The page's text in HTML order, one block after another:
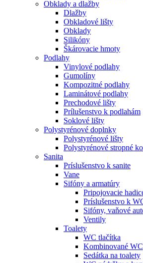
Obklady a dlažby
Dlažby
Obkladové lišty
Obklady
Silikóny
Škárovacie hmoty
Podlahy
Vinylové podlahy
Gumolíny
Kompozitné podlahy
Laminátové podlahy
Prechodové lišty
Prílušenstvo k podlahám
Soklové lišty
Polystyrénové doplnky
Polystyrénové lišty
Polystyrénové stropné
Sanita
Príslušenstvo k sanite
Vane
Sifóny a armatúry
Pripojovacie
Príslušenstvo k
Sifóny, vaňové
Ventily
Toalety
WC tlačítka
Kombinované WC
Sedátka na toalety